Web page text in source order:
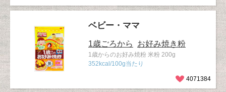
ベビー・ママ
1歳ごろから お好み焼き粉
1歳からのお好み焼粉 米粉 200g
352kcal/100g当たり
4071384